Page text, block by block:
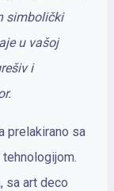
simbolički
u vašoj
i
prelakirano sa
sa art deco